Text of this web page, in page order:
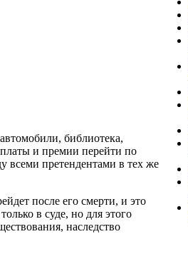
библиотека,
и премии перейти по
всеми претендентами в тех же
после его смерти, и это
в суде, но для этого
наследство